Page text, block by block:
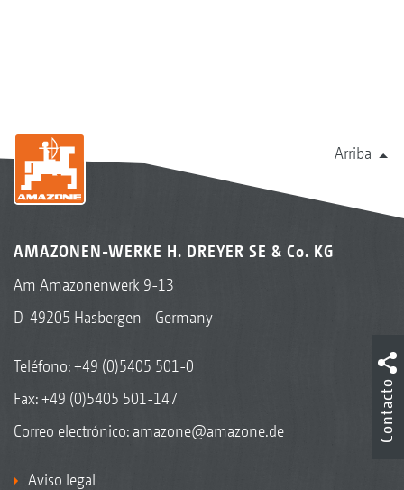
Arriba
AMAZONEN-WERKE H. DREYER SE & Co. KG
Am Amazonenwerk 9-13
D-49205 Hasbergen - Germany
Teléfono:+49 (0)5405 501-0
Fax: +49 (0)5405 501-147
Correo electrónico: amazone@amazone.de
Aviso legal
Contacto